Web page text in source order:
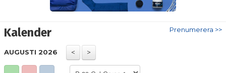
PLATS KVAR ?
Prenumerera >>
Kalender
AUGUSTI 2026